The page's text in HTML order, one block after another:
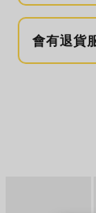
會有退貨